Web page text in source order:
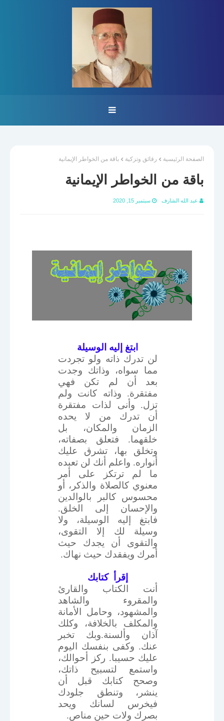
الصفحة الرئيسية رقائق وتزكية باقة من الخواطر الإيمانية
باقة من الخواطر الإيمانية
عبد الله الشارف سبتمبر 15, 2020
ابتغ إليه الوسيلة
لن تدرك ذاته ولو تجردت
مما سواه، وذاتك وجدت
بعد أن لم تكن فهي
مفتقرة. وذاته كانت ولم
تزل. وأنى لذات مفتقرة
أن تدرك من لا يحده
الزمان والمكان، بل
خلقهما. فتعلق بصفاته،
وتخلق بها، تشرق عليك
أنواره. واعلم أنك لن تعبده
ما لم ترتكز على أمر
معنوي كالصلاة والذكر، أو
محسوس كالبر بالوالدين
والإحسان إلى الخلق.
فابتغ إليه الوسيلة، ولا
وسيلة لك إلا التقوى،
والتقوى أن يجدك حيث
أمرك ويفقدك حيث نهاك.
إقرأ
كتابك
أنت الكتاب والقارئ
والمقروء والشاهد
والمشهود، وحامل الأمانة
والمكلف بالخلافة، وكلك
آذان وألسنة.وبك تخبر
عنك. وكفى بنفسك اليوم
عليك حسيبا. ركز أحوالك،
واستمع لتسبيح ذاتك،
وصحح كتابك قبل أن
ينشر، وتنطق جلودك
فيخرس لسانك ويحد
بصرك ولات حين مناص.